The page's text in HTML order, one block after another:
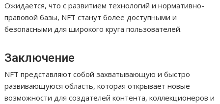
Ожидается, что с развитием технологий и нормативно-
правовой базы, NFT станут более доступными и
безопасными для широкого круга пользователей.
Заключение
NFT представляют собой захватывающую и быстро
развивающуюся область, которая открывает новые
возможности для создателей контента, коллекционеров и